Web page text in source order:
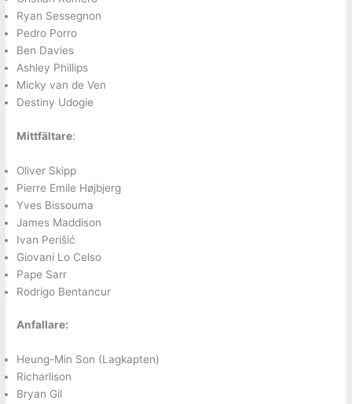
Ryan Sessegnon
Pedro Porro
Ben Davies
Ashley Phillips
Micky van de Ven
Destiny Udogie
Mittfältare:
Oliver Skipp
Pierre Emile Højbjerg
Yves Bissouma
James Maddison
Ivan Perišić
Giovani Lo Celso
Pape Sarr
Rodrigo Bentancur
Anfallare:
Heung-Min Son (Lagkapten)
Richarlison
Bryan Gil